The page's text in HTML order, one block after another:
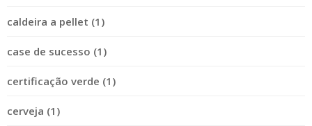
caldeira a pellet (1)
case de sucesso (1)
certificação verde (1)
cerveja (1)